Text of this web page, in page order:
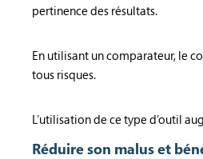
pertinence des résultats.
En utilisant un comparateur, le
tous risques.
L’utilisation de ce type d’outil
Réduire son malus et